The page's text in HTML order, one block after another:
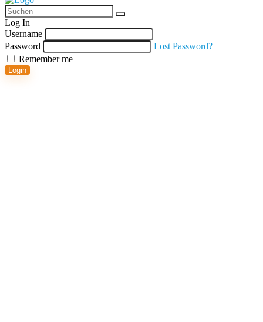
Log In
Username
Password
Lost Password?
Remember me
Login